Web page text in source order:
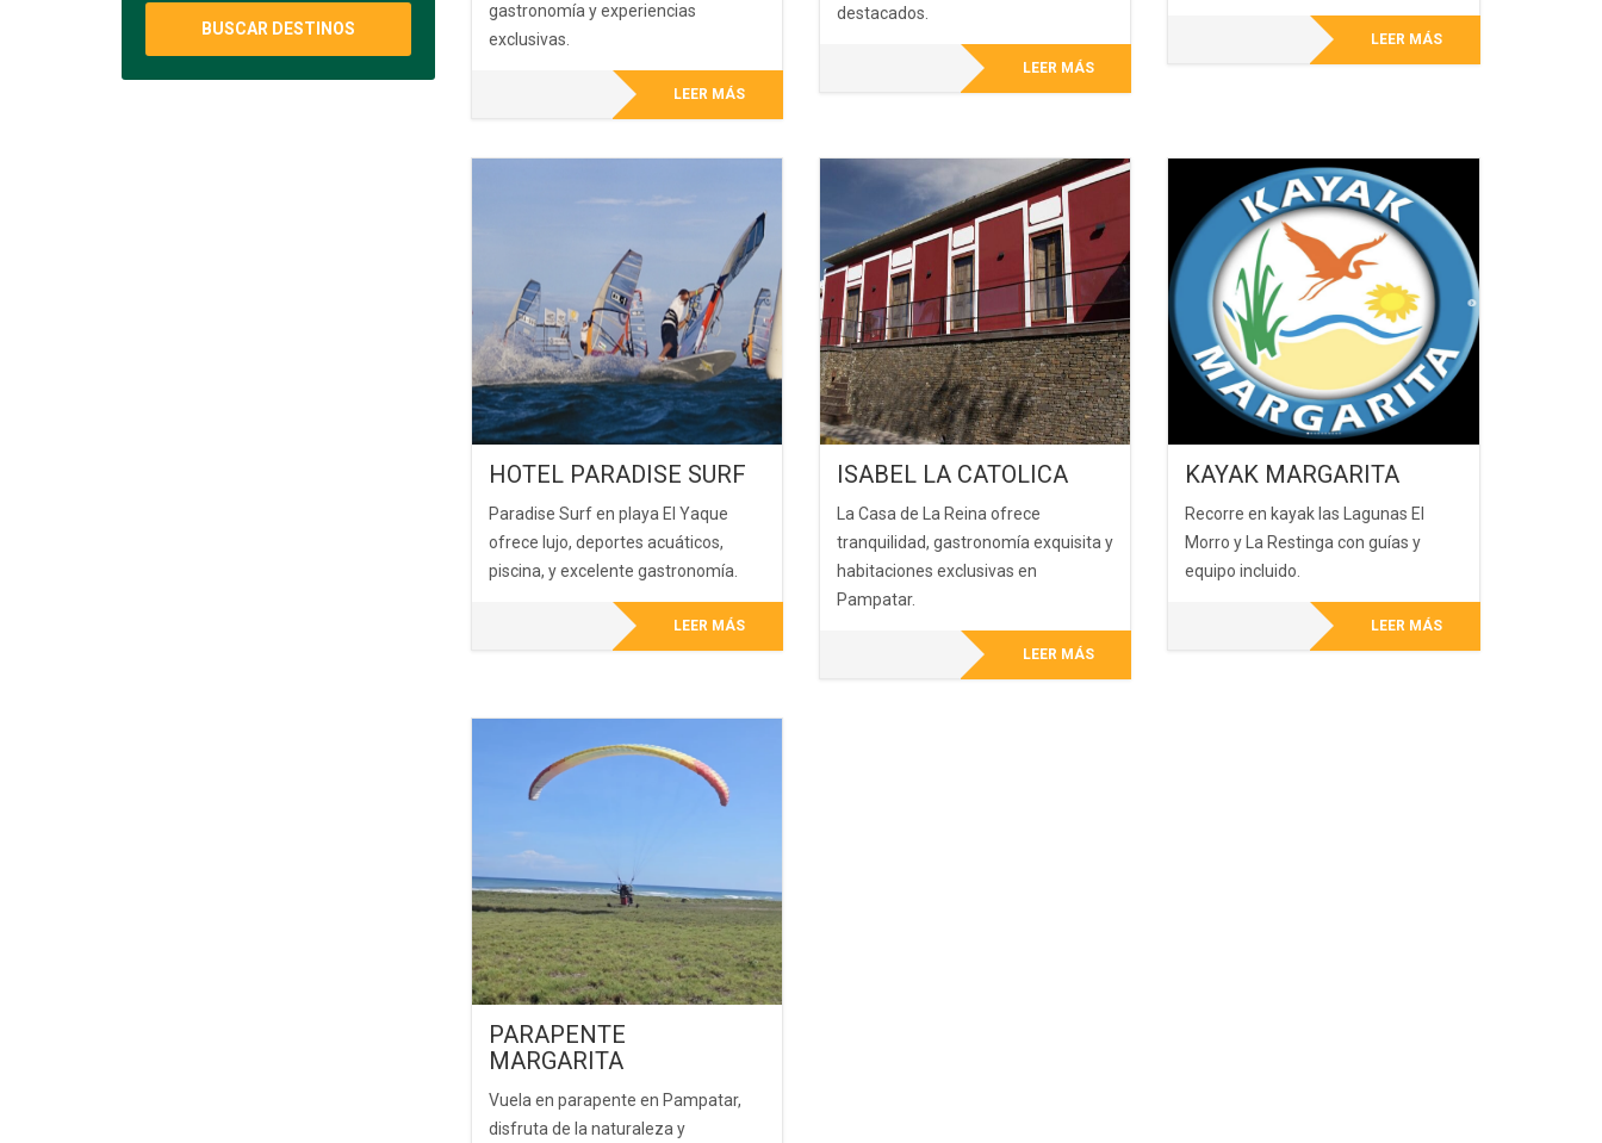
gastronomía y experiencias
exclusivas.
LEER MÁS
destacados.
LEER MÁS
LEER MÁS
HOTEL PARADISE SURF
Paradise Surf en playa El Yaque
ofrece lujo, deportes acuáticos,
piscina, y excelente gastronomía.
LEER MÁS
ISABEL LA CATOLICA
La Casa de La Reina ofrece
tranquilidad, gastronomía exquisita y
habitaciones exclusivas en
Pampatar.
LEER MÁS
KAYAK MARGARITA
Recorre en kayak las Lagunas El
Morro y La Restinga con guías y
equipo incluido.
LEER MÁS
PARAPENTE
MARGARITA
Vuela en parapente en Pampatar,
disfruta de la naturaleza y
BUSCAR DESTINOS